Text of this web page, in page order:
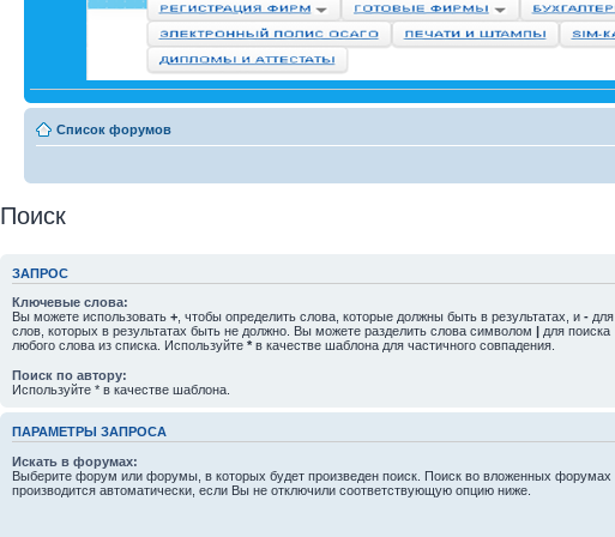
Список форумов
Поиск
ЗАПРОС
Ключевые слова:
Вы можете использовать + , чтобы определить слова, которые должны быть в результатах, и - для
слов, которых в результатах быть не должно. Вы можете разделить слова символом | для поиска
любого слова из списка. Используйте * в качестве шаблона для частичного совпадения.
Поиск по автору:
Используйте * в качестве шаблона.
ПАРАМЕТРЫ ЗАПРОСА
Искать в форумах:
Выберите форум или форумы, в которых будет произведен поиск. Поиск во вложенных форумах
производится автоматически, если Вы не отключили соответствующую опцию ниже.